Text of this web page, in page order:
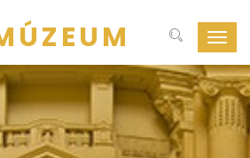
ki-
be